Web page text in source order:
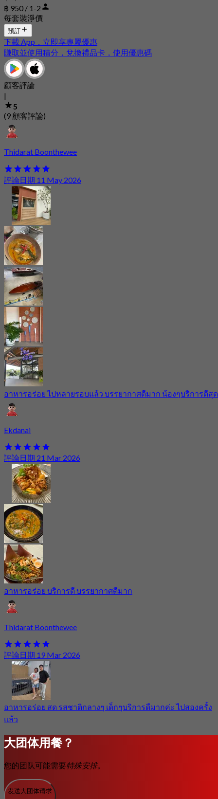
฿ 950 / 1-2
每套裝淨價
預訂
下載 App，立即享專屬優惠
賺取並使用積分，兌換禮品卡，使用優惠碼
顧客評論
|
5
(9 顧客評論)
Thidarat Boonthewee
評論日期 11 May 2026
อาหารอร่อย ไปหลายรอบแล้ว บรรยากาศดีมาก น้องๆบริการดีสุด
Ekdanai
評論日期 21 Mar 2026
อาหารอร่อย บริการดี บรรยากาศดีมาก
Thidarat Boonthewee
評論日期 19 Mar 2026
อาหารอร่อย สด รสชาติกลางๆ เด็กๆบริการดืมากค่ะ ไปสองครั้ง
แล้ว
大团体用餐？
您的团队可能需要特殊安排。
发送大团体请求